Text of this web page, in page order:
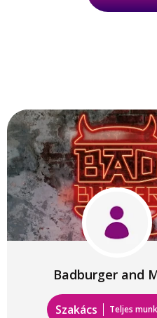
Badburger and
Szakács Teljes